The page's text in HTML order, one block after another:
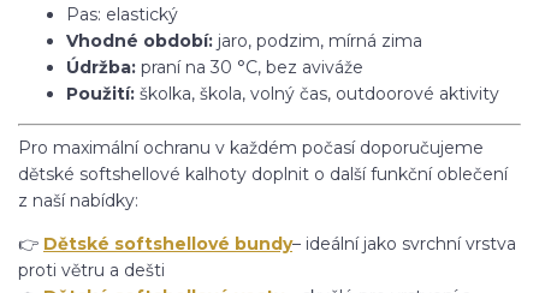
Pas: elastický
Vhodné období: jaro, podzim, mírná zima
Údržba: praní na 30 °C, bez aviváže
Použití: školka, škola, volný čas, outdoorové aktivity
Pro maximální ochranu v každém počasí doporučujeme
dětské softshellové kalhoty doplnit o další funkční oblečení
z naší nabídky:
👉 Dětské softshellové bundy– ideální jako svrchní vrstva
proti větru a dešti